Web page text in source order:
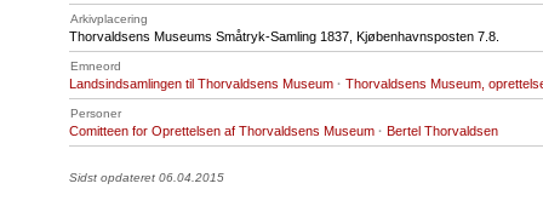
Arkivplacering
Thorvaldsens Museums Småtryk-Samling 1837, Kjøbenhavnsposten 7.8.
Emneord
Landsindsamlingen til Thorvaldsens Museum · Thorvaldsens Museum,
Personer
Comitteen for Oprettelsen af Thorvaldsens Museum · Bertel Thorvaldsen
Sidst opdateret 06.04.2015